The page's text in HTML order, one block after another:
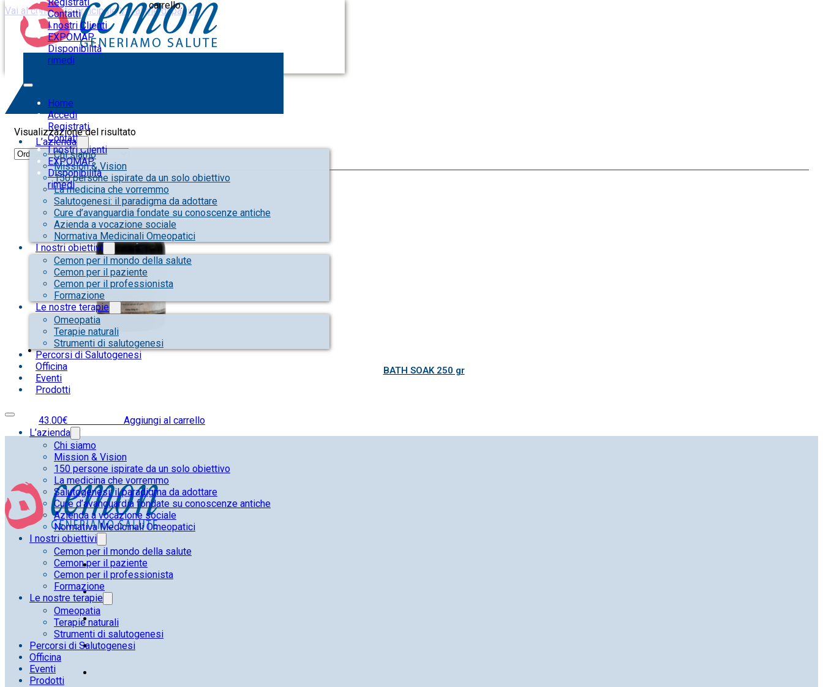
Vai al contenuto principale Vai al piè di pagina
Contatti
I nostri Clienti
EXPOMAP
Disponibilità
rimedi
Home
Accedi
Registrati
Contatti
I nostri Clienti
EXPOMAP
Disponibilità
rimedi
carrello.
L’azienda
Chi siamo
Mission & Vision
150 persone ispirate da un solo obiettivo
La medicina che vorremmo
Salutogenesi: il paradigma da adottare
Cure d’avanguardia fondate su conoscenze antiche
Azienda a vocazione sociale
Normativa Medicinali Omeopatici
I nostri obiettivi
Cemon per il mondo della salute
Cemon per il paziente
Cemon per il professionista
Formazione
Le nostre terapie
Omeopatia
Terapie naturali
Strumenti di salutogenesi
Percorsi di Salutogenesi
Officina
Eventi
Prodotti
L’azienda
Chi siamo
Mission & Vision
150 persone ispirate da un solo obiettivo
La medicina che vorremmo
Salutogenesi: il paradigma da adottare
Cure d’avanguardia fondate su conoscenze antiche
Azienda a vocazione sociale
Normativa Medicinali Omeopatici
I nostri obiettivi
Cemon per il mondo della salute
Cemon per il paziente
Cemon per il professionista
Formazione
Le nostre terapie
Omeopatia
Terapie naturali
Strumenti di salutogenesi
Percorsi di Salutogenesi
Officina
Eventi
Prodotti
skincare
Visualizzazione del risultato
BATH SOAK 250 gr
43.00€ Aggiungi al carrello